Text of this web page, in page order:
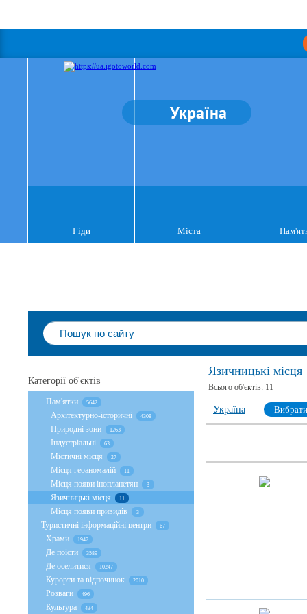
Україна
Гіди Міста
Язичницькі місця
Всього об'єктів: 11
Україна Вибрати
Категорії об'єктів
Пам'ятки 5642
Архітектурно-історичні 4308
Природні зони 1263
Індустріальні 63
Містичні місця 27
Місця геоаномалій 11
Місця появи інопланетян 3
Язичницькі місця 11
Місця появи привидів 3
Туристичні інформаційні центри 67
Храми 1947
Де поїсти 3589
Де оселитися 10247
Курорти та відпочинок 2010
Розваги 496
Культура 434